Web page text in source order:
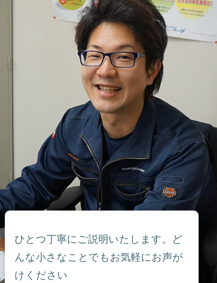
ひとつ丁寧にご説明いたします。ど
んな小さなことでもお気軽にお声が
けください